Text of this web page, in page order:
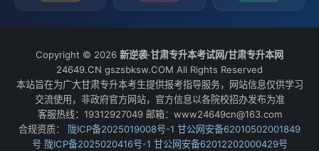
Copyright © 2026 新逆袭·甘肃专升本考试网/甘肃专升本网
24649.CN gszsbksw.COM All Rights Reserved
本站旨在为广大甘肃专升本考生提供报考指导服务，网站信息仅供学习
交流使用，非政府官方网站，官方信息以各院校招办发布为准
客服热线：19312927049 邮箱：www24649cn@163.com
合规资质：
陇ICP备2025019008号-1 甘公网安备62010502001849
号 陇ICP备2025020416号-1 甘公网安备62012202000429号